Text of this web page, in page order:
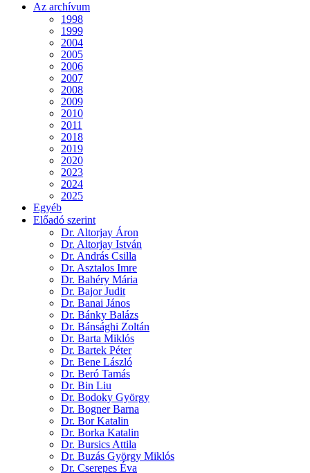
Az archívum
1998
1999
2004
2005
2006
2007
2008
2009
2010
2011
2018
2019
2020
2023
2024
2025
Egyéb
Előadó szerint
Dr. Altorjay Áron
Dr. Altorjay István
Dr. András Csilla
Dr. Asztalos Imre
Dr. Bahéry Mária
Dr. Bajor Judit
Dr. Banai János
Dr. Bánky Balázs
Dr. Bánsághi Zoltán
Dr. Barta Miklós
Dr. Bartek Péter
Dr. Bene László
Dr. Beró Tamás
Dr. Bin Liu
Dr. Bodoky György
Dr. Bogner Barna
Dr. Bor Katalin
Dr. Borka Katalin
Dr. Bursics Attila
Dr. Buzás György Miklós
Dr. Cserepes Éva